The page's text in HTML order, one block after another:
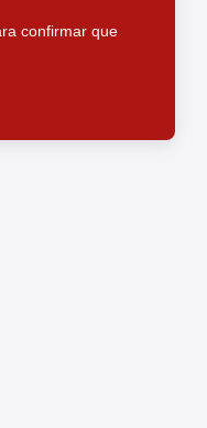
confirmar que